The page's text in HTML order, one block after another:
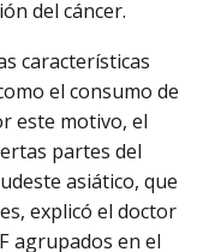
del cáncer.
características
el consumo de
este motivo, el
partes del
asiático, que
explicó el doctor
agrupados en el